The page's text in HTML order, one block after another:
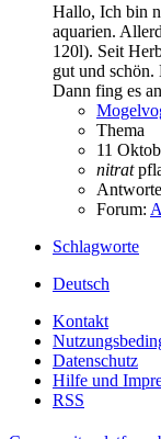
Hallo, Ich bin
aquarien.
120l). Seit
gut und schön.
Dann fing es
Thema
11
nitrat
Forum:
Schlagworte
Deutsch
Kontakt
Datenschutz
Hilfe und
RSS